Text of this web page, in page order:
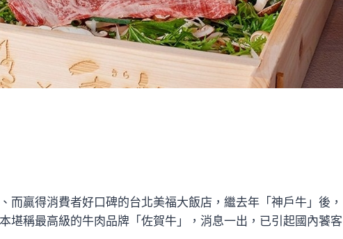
而贏得消費者好口碑的台北美福大飯店，繼去年「神戶牛」後，
堪稱最高級的牛肉品牌「佐賀牛」，消息一出，已引起國內饕客